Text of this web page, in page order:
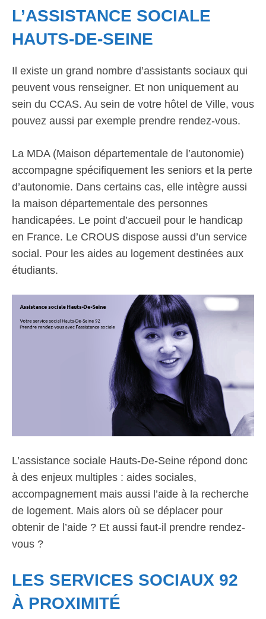
L’ASSISTANCE SOCIALE
HAUTS-DE-SEINE
Il existe un grand nombre d’assistants sociaux qui
peuvent vous renseigner. Et non uniquement au
sein du CCAS. Au sein de votre hôtel de Ville, vous
pouvez aussi par exemple prendre rendez-vous.
La MDA (Maison départementale de l’autonomie)
accompagne spécifiquement les seniors et la perte
d’autonomie. Dans certains cas, elle intègre aussi
la maison départementale des personnes
handicapées. Le point d’accueil pour le handicap
en France. Le CROUS dispose aussi d’un service
social. Pour les aides au logement destinées aux
étudiants.
L’assistance sociale Hauts-De-Seine répond donc
à des enjeux multiples : aides sociales,
accompagnement mais aussi l’aide à la recherche
de logement. Mais alors où se déplacer pour
obtenir de l’aide ? Et aussi faut-il prendre rendez-
vous ?
LES SERVICES SOCIAUX 92
À PROXIMITÉ